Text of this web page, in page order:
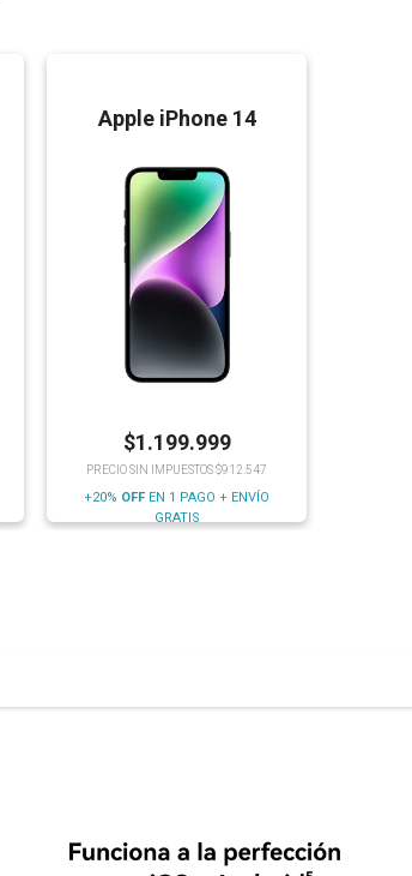
Apple iPhone 14
$1.199.999
PRECIO SIN IMPUESTOS $912.547
+20% OFF EN 1 PAGO + ENVÍO
GRATIS